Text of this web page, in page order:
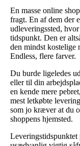
En masse online
fragt. En af dem der
udleveringssted,
tidspunkt. Den er
den mindst kostelige
Endless, flere farver.
Du burde ligeledes
eller til din
en kende mere
mest letkøbte
som jo kræver at du
shoppens hjemsted.
Leveringstidspunktet